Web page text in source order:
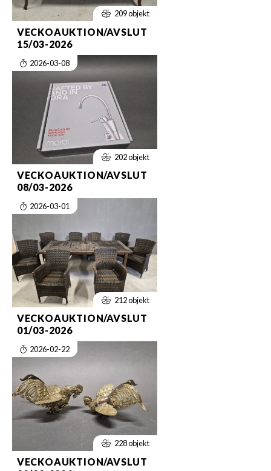
209 objekt
VECKOAUKTION/AVSLUT
15/03-2026
2026-03-08
202 objekt
VECKOAUKTION/AVSLUT
08/03-2026
2026-03-01
212 objekt
VECKOAUKTION/AVSLUT
01/03-2026
2026-02-22
228 objekt
VECKOAUKTION/AVSLUT